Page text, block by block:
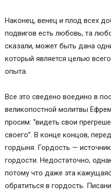
Наконец, венец и плод всех
подвигов есть любовь, та
сказали, может быть дана
который является целью
опыта.
Все это сведено воедино в
великопостной молитвы
просим: “видеть свои
своего”. В конце концов,
гордыня. Гордость —
гордости. Недостаточно,
потому что даже эта
обратиться в гордость.